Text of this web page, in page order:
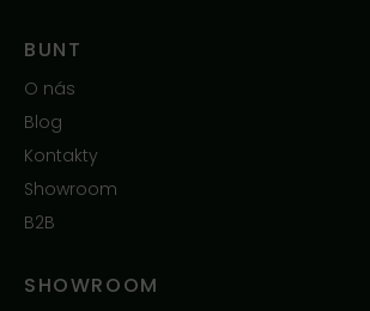
BUNT
O nás
Blog
Kontakty
Showroom
B2B
SHOWROOM